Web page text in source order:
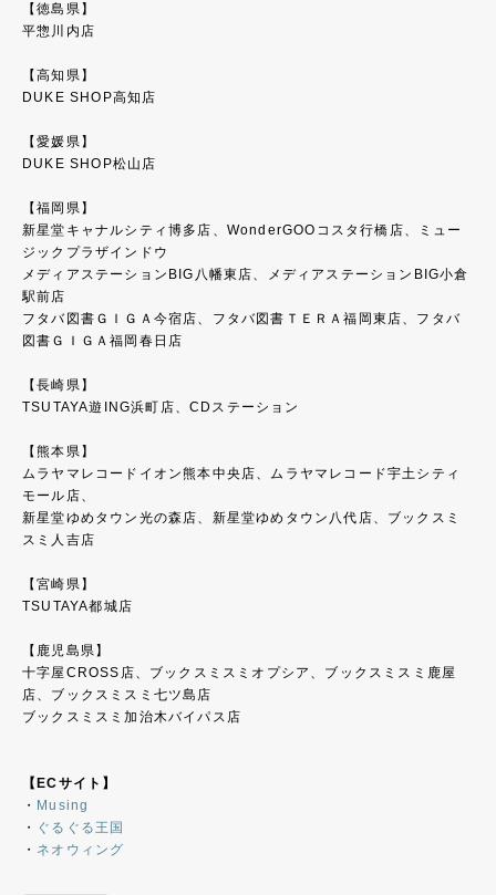
【徳島県】
平惣川内店
【高知県】
DUKE SHOP高知店
【愛媛県】
DUKE SHOP松山店
【福岡県】
新星堂キャナルシティ博多店、WonderGOOコスタ行橋店、ミュー
ジックプラザインドウ
メディアステーションBIG八幡東店、メディアステーションBIG小倉
駅前店
フタバ図書ＧＩＧＡ今宿店、フタバ図書ＴＥＲＡ福岡東店、フタバ
図書ＧＩＧＡ福岡春日店
【長崎県】
TSUTAYA遊ING浜町店、CDステーション
【熊本県】
ムラヤマレコードイオン熊本中央店、ムラヤマレコード宇土シティ
モール店、
新星堂ゆめタウン光の森店、新星堂ゆめタウン八代店、ブックスミ
スミ人吉店
【宮崎県】
TSUTAYA都城店
【鹿児島県】
十字屋CROSS店、ブックスミスミオプシア、ブックスミスミ鹿屋
店、ブックスミスミ七ツ島店
ブックスミスミ加治木バイパス店
【ECサイト】
・ Musing
・
ぐるぐる王国
・ ネオウィング